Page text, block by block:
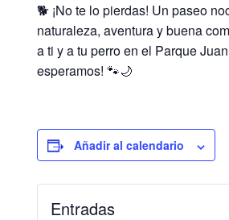
🐕 ¡No te lo pierdas! Un paseo
naturaleza, aventura y buena
a ti y a tu perro en el Parque
esperamos! 🐾🌙
Añadir al calendario
Entradas